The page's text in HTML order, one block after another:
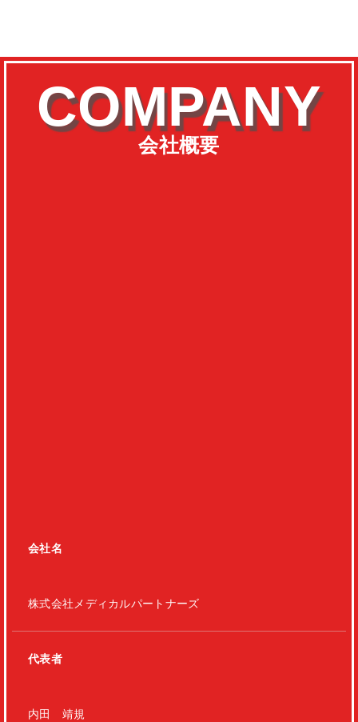
会社概要
COMPANY
会社名
株式会社メディカルパートナーズ
代表者
内田 靖規